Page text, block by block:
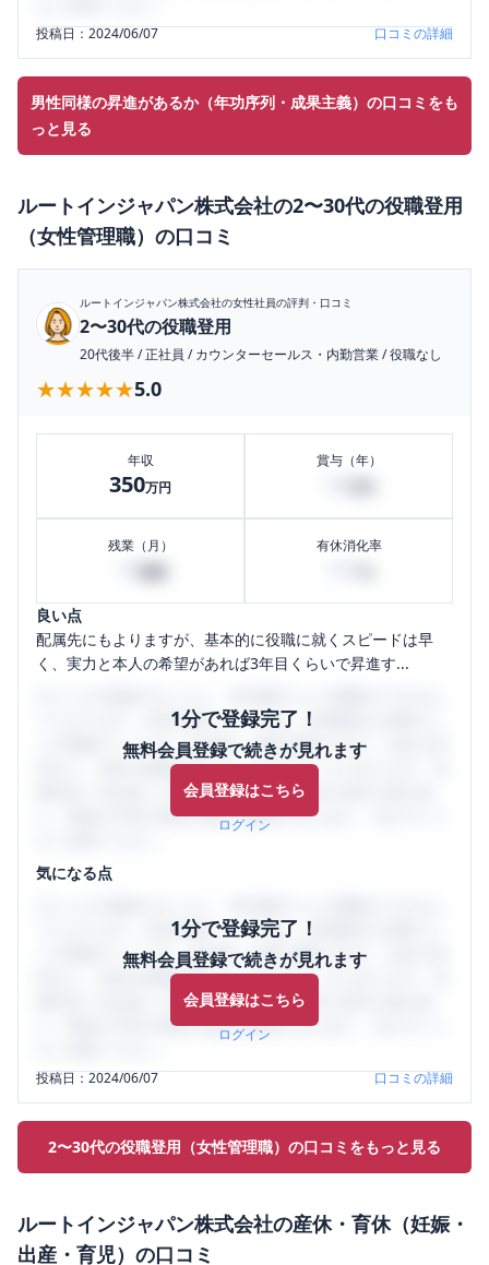
投稿日：2024/06/07 口コミの詳細
男性同様の昇進があるか（年功序列・成果主義）の口コミをも
っと見る
ルートインジャパン株式会社の2〜30代の役職登用
（女性管理職） の口コミ
ルートインジャパン株式会社の女性社員の評判・口コミ
2〜30代の役職登用
20代後半/正社員 /カウンターセールス・内勤営業/役職なし
★★★★★
★★★★★5.0
年収
350万円
賞与（年）
残業（月） 有休消化率
良い点
配属先にもよりますが、基本的に役職に就くスピードは早
く、実力と本人の希望があれば3年目くらいで昇進す...
1分で登録完了！
無料会員登録で続きが見れます
会員登録はこちら
ログイン
うになります。SHEHUB(シーハブ)は、女性限定の企業口コ
ミの投稿サイトです。給与面・女性の働きやすさ・会社の評
判など、女性の転職は気にすべき点がたくさんあります。先
輩社員（元社員）の口コミを通して、本当の会社の姿を知
り、将来の不安や現在の悩みを解消するために、ぜひサイト
気になる点
1分で登録完了！
無料会員登録で続きが見れます
会員登録はこちら
ログイン
うになります。SHEHUB(シーハブ)は、女性限定の企業口コ
ミの投稿サイトです。給与面・女性の働きやすさ・会社の評
判など、女性の転職は気にすべき点がたくさんあります。先
輩社員（元社員）の口コミを通して、本当の会社の姿を知
り、将来の不安や現在の悩みを解消するために、ぜひサイト
投稿日：2024/06/07 口コミの詳細
2〜30代の役職登用（女性管理職）の口コミをもっと見る
ルートインジャパン株式会社の産休・育休（妊娠・
出産・育児） の口コミ